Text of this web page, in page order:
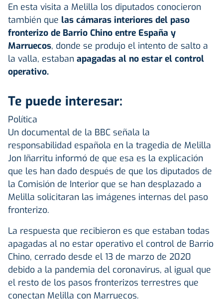
En esta visita a Melilla los diputados conocieron
también que las cámaras interiores del paso
fronterizo de Barrio Chino entre España y
Marruecos, donde se produjo el intento de salto a
la valla, estaban apagadas al no estar el control
operativo.
Te puede interesar:
Política
Un documental de la BBC señala la
responsabilidad española en la tragedia de Melilla
Jon Iñarritu informó de que esa es la explicación
que les han dado después de que los diputados de
la Comisión de Interior que se han desplazado a
Melilla solicitaran las imágenes internas del paso
fronterizo.
La respuesta que recibieron es que estaban todas
apagadas al no estar operativo el control de Barrio
Chino, cerrado desde el 13 de marzo de 2020
debido a la pandemia del coronavirus, al igual que
el resto de los pasos fronterizos terrestres que
conectan Melilla con Marruecos.